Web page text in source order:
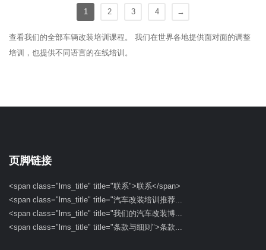
1 2 3 4 →
查看我们的全部车辆改装培训课程。 我们在世界各地提供面对面的调整
培训，也提供不同语言的在线培训。
页脚链接
<span class="lms_title" title="联系">联系</span>
<span class="lms_title" title="汽车改装培训推荐...
<span class="lms_title" title="我们的汽车改装博...
<span class="lms_title" title="条款与细则">条款...